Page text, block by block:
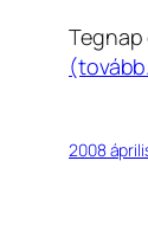
Tegnap
2008